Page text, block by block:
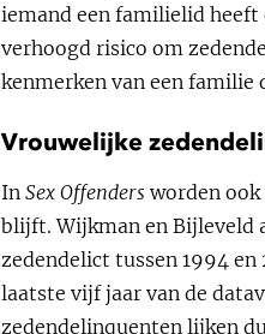
iemand een familielid heeft
verhoogd risico om
kenmerken van een familie
Vrouwelijke
In Sex Offenders worden
blijft. Wijkman en Bijleveld
zedendelict tussen 1994
laatste vijf jaar van de
zedendelinquenten lijken